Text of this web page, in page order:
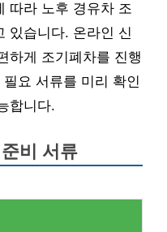
따라 노후 경유차 조
있습니다. 온라인 신
하게 조기폐차를 진행
요 서류를 미리 확인
합니다.
비 서류